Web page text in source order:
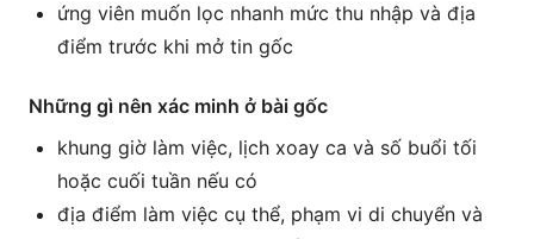
ứng viên muốn lọc nhanh mức thu nhập và địa
điểm trước khi mở tin gốc
Những gì nên xác minh ở bài gốc
khung giờ làm việc, lịch xoay ca và số buổi tối
hoặc cuối tuần nếu có
địa điểm làm việc cụ thể, phạm vi di chuyển và